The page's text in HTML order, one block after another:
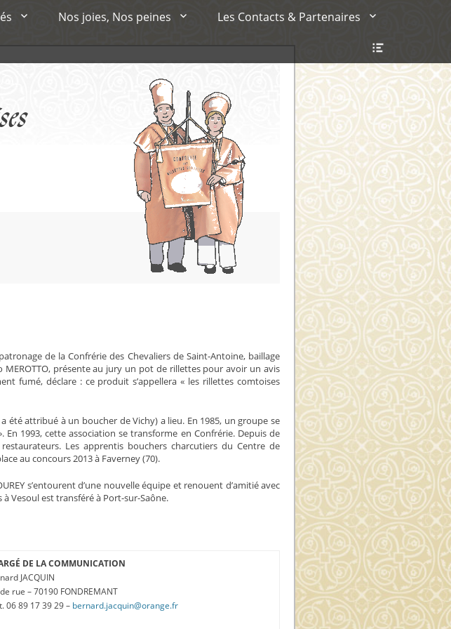
Nos joies, Nos peines Les Contacts & Partenaires
tête
de la Confrérie des Chevaliers de Saint-Antoine, baillage
présente au jury un pot de rillettes pour avoir un avis
fumé, déclare : ce produit s’appellera « les rillettes comtoises
attribué à un boucher de Vichy) a lieu. En 1985, un groupe se
1993, cette association se transforme en Confrérie. Depuis de
Les apprentis bouchers charcutiers du Centre de
au concours 2013 à Faverney (70).
s’entourent d’une nouvelle équipe et renouent d’amitié avec
Vesoul est transféré à Port-sur-Saône.
DE LA COMMUNICATION
JACQUIN
rue – 70190 FONDREMANT
06 89 17 39 29 – bernard.jacquin@orange.fr